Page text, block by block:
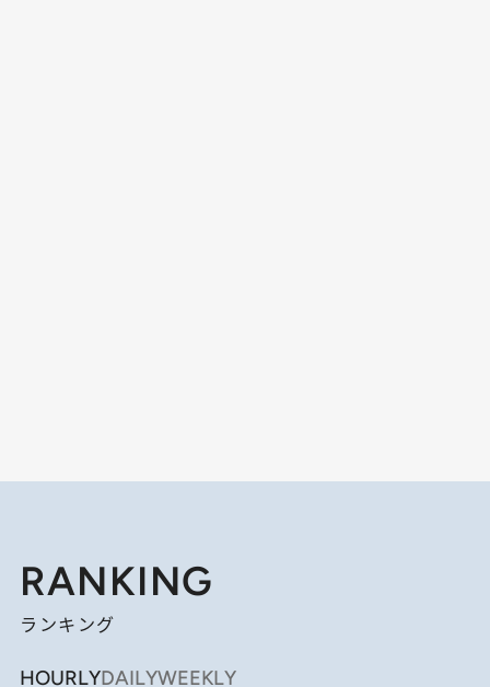
RANKING
ランキング
HOURLYDAILYWEEKLY